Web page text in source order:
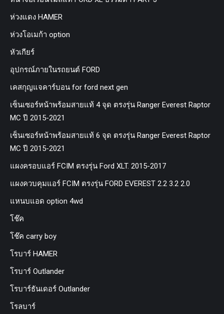
ห่วงแดง HAMER
ห่วงโอเมก้า option
หัวเกียร์
อุปกรณ์ภายในรถยนต์ FORD
เคสกุญแจคาร์บอน for ford next gen
เซ็นเซอร์หน้าพร้อมสายแท้ 4 จุด ตรงรุ่น Ranger Everest Raptor
MC ปี 2015-2021
เซ็นเซอร์หน้าพร้อมสายแท้ 6 จุด ตรงรุ่น Ranger Everest Raptor
MC ปี 2015-2021
แผงครอบแอร์ FCIM ตรงรุ่น Ford XLT. 2015-2017
แผงควบคุมแอร์ FCIM ตรงรุ่น FORD EVEREST 2.2 3.2 2.0
แหนบแอด option 4wd
โช๊ค
โช๊ค carry boy
โรบาร์ HAMER
โรบาร์ Outlander
โรบาร์ธันเดอร์ Outlander
โรลบาร์